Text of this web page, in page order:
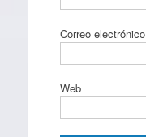
Correo electrónico
Web